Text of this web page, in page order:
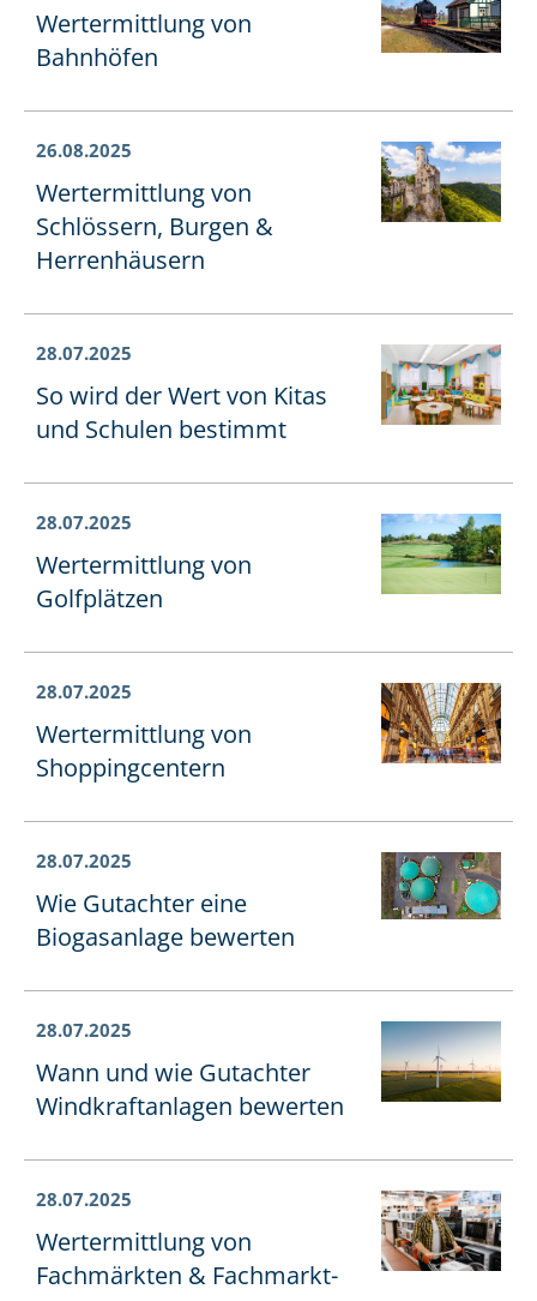
Wertermittlung von
Bahnhöfen
26.08.2025
Wertermittlung von
Schlössern, Burgen &
Herrenhäusern
28.07.2025
So wird der Wert von Kitas
und Schulen bestimmt
28.07.2025
Wertermittlung von
Golfplätzen
28.07.2025
Wertermittlung von
Shoppingcentern
28.07.2025
Wie Gutachter eine
Biogasanlage bewerten
28.07.2025
Wann und wie Gutachter
Wind­kraft­an­la­gen bewerten
28.07.2025
Wertermittlung von
Fachmärkten & Fach­markt­